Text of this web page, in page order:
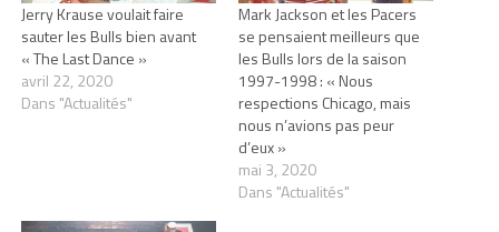
Jerry Krause voulait faire
sauter les Bulls bien avant
« The Last Dance »
avril 22, 2020
Dans "Actualités"
Mark Jackson et les Pacers
se pensaient meilleurs que
les Bulls lors de la saison
1997-1998 : « Nous
respections Chicago, mais
nous n’avions pas peur
d’eux »
mai 3, 2020
Dans "Actualités"